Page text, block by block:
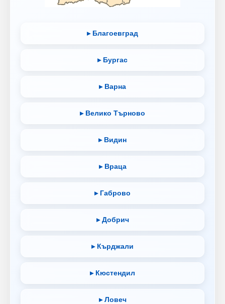
▸ Благоевград
▸ Бургас
▸ Варна
▸ Велико Търново
▸ Видин
▸ Враца
▸ Габрово
▸ Добрич
▸ Кърджали
▸ Кюстендил
▸ Ловеч